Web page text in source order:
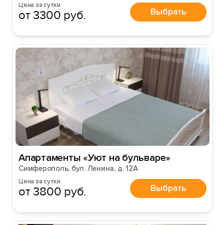
Цена за сутки
от 3300 руб. Выбрать
Апартаменты «Уют на бульваре»
Симферополь, бул. Ленина, д. 12А
Цена за сутки
от 3800 руб. Выбрать